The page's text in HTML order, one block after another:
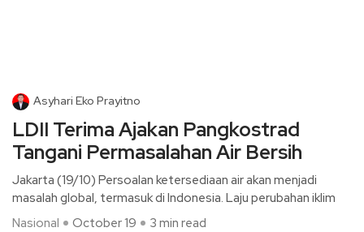
Asyhari Eko Prayitno
LDII Terima Ajakan Pangkostrad
Tangani Permasalahan Air Bersih
Jakarta (19/10) Persoalan ketersediaan air akan menjadi
masalah global, termasuk di Indonesia. Laju perubahan iklim
Nasional
October 19 3 min read